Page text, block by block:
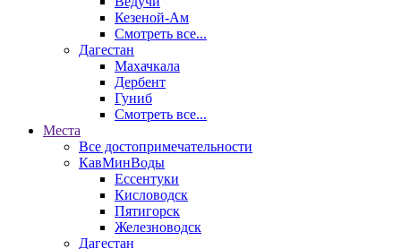
Кезеной-Ам
Смотреть все...
Дагестан
Махачкала
Дербент
Гуниб
Смотреть все...
Места
Все достопримечательности
КавМинВоды
Ессентуки
Кисловодск
Пятигорск
Железноводск
Дагестан